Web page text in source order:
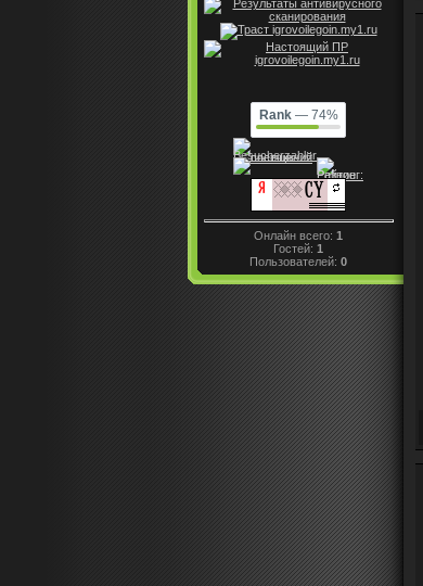
Rank— 74%
Онлайн всего: 1
Гостей: 1
Пользователей: 0